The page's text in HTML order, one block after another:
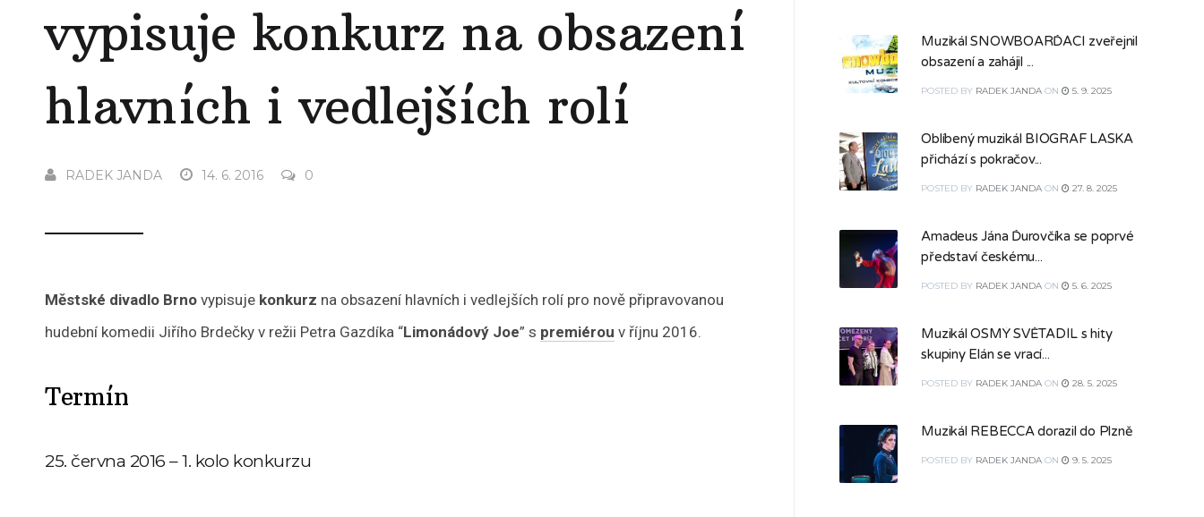
vypisuje konkurz na obsazení
hlavních i vedlejších rolí
RADEK JANDA 14. 6. 2016 0
Městské divadlo Brno vypisuje konkurz na obsazení hlavních i vedlejších rolí pro nově připravovanou
hudební komedii Jiřího Brdečky v režii Petra Gazdíka “Limonádový Joe” s premiérou v říjnu 2016.
Termín
25. června 2016 – 1. kolo konkurzu
Muzikál SNOWBOARĎÁCI zveřejnil
obsazení a zahájil ...
POSTED BY RADEK JANDA ON 5. 9. 2025
Oblíbený muzikál BIOGRAF LÁSKA
přichází s pokračov...
POSTED BY RADEK JANDA ON 27. 8. 2025
Amadeus Jána Ďurovčíka se poprvé
představí českému...
POSTED BY RADEK JANDA ON 5. 6. 2025
Muzikál OSMÝ SVĚTADÍL s hity
skupiny Elán se vrací...
POSTED BY RADEK JANDA ON 28. 5. 2025
Muzikál REBECCA dorazil do Plzně
POSTED BY RADEK JANDA ON 9. 5. 2025